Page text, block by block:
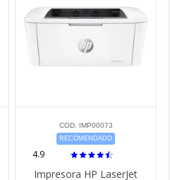
COD. IMP00073
RECOMENDADO
4.9
Impresora HP LaserJet